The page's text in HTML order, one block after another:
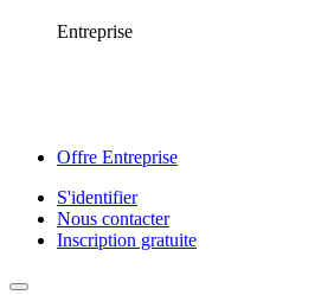
Entreprise
Offre Entreprise
S'identifier
Nous contacter
Inscription gratuite